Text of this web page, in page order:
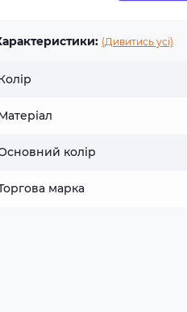
(Дивитись усі)
колір
марка